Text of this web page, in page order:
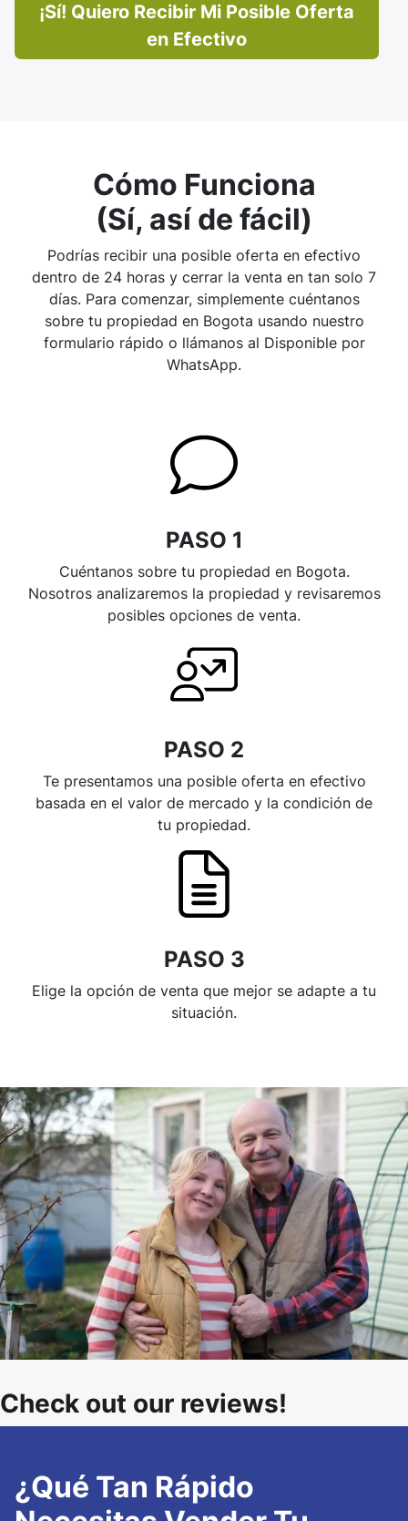
¡Sí! Quiero Recibir Mi Posible Oferta
en Efectivo
Cómo Funciona
(Sí, así de fácil)
Podrías recibir una posible oferta en efectivo
dentro de 24 horas y cerrar la venta en tan solo 7
días. Para comenzar, simplemente cuéntanos
sobre tu propiedad en Bogota usando nuestro
formulario rápido o llámanos al Disponible por
WhatsApp.
PASO 1
Cuéntanos sobre tu propiedad en Bogota.
Nosotros analizaremos la propiedad y revisaremos
posibles opciones de venta.
PASO 2
Te presentamos una posible oferta en efectivo
basada en el valor de mercado y la condición de
tu propiedad.
PASO 3
Elige la opción de venta que mejor se adapte a tu
situación.
Check out our reviews!
¿Qué Tan Rápido